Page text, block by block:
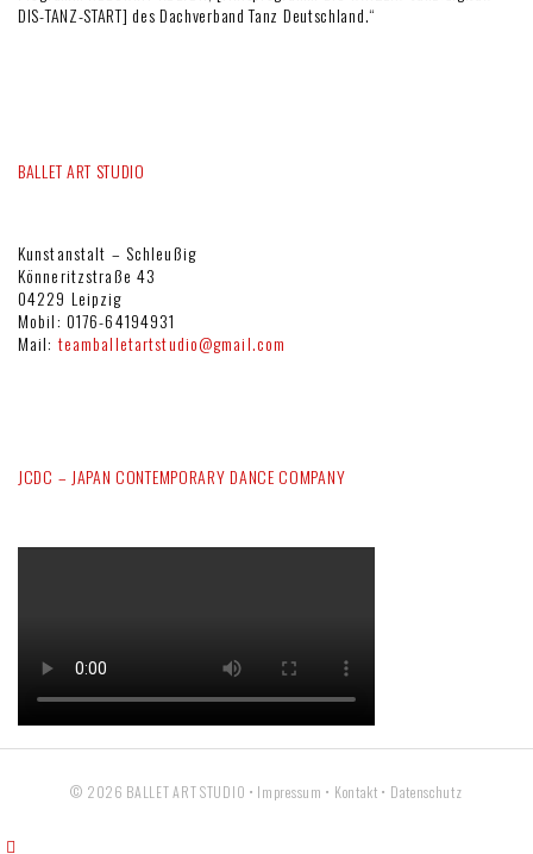
DIS-TANZ-START] des Dachverband Tanz Deutschland.“
BALLET ART STUDIO
Kunstanstalt – Schleußig
Könneritzstraße 43
04229 Leipzig
Mobil: 0176-64194931
Mail: teamballetartstudio@gmail.com
JCDC – JAPAN CONTEMPORARY DANCE COMPANY
© 2026 BALLET ART STUDIO • Impressum • Kontakt • Datenschutz